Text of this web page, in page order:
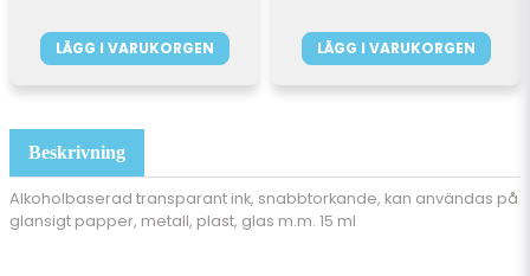
Beskrivning
Alkoholbaserad transparant ink, snabbtorkande, kan användas på
glansigt papper, metall, plast, glas m.m. 15 ml
LÄGG I VARUKORGEN LÄGG I VARUKORGEN